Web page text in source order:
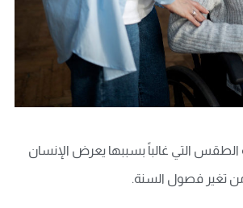
الطقس التي غالباً بسببها يعرض الإنسان
من تغير فصول السنة.